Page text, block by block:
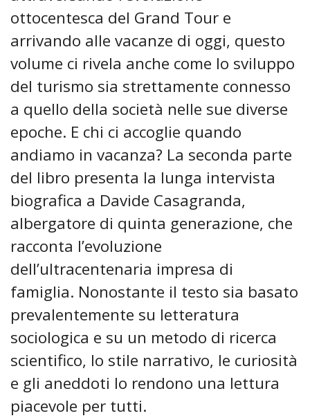
ottocentesca del Grand Tour e
arrivando alle vacanze di oggi, questo
volume ci rivela anche come lo sviluppo
del turismo sia strettamente connesso
a quello della società nelle sue diverse
epoche. E chi ci accoglie quando
andiamo in vacanza? La seconda parte
del libro presenta la lunga intervista
biografica a Davide Casagranda,
albergatore di quinta generazione, che
racconta l’evoluzione
dell’ultracentenaria impresa di
famiglia. Nonostante il testo sia basato
prevalentemente su letteratura
sociologica e su un metodo di ricerca
scientifico, lo stile narrativo, le curiosità
e gli aneddoti lo rendono una lettura
piacevole per tutti.